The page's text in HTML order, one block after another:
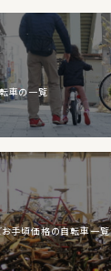
車の一覧
お手頃価格の自転車一覧